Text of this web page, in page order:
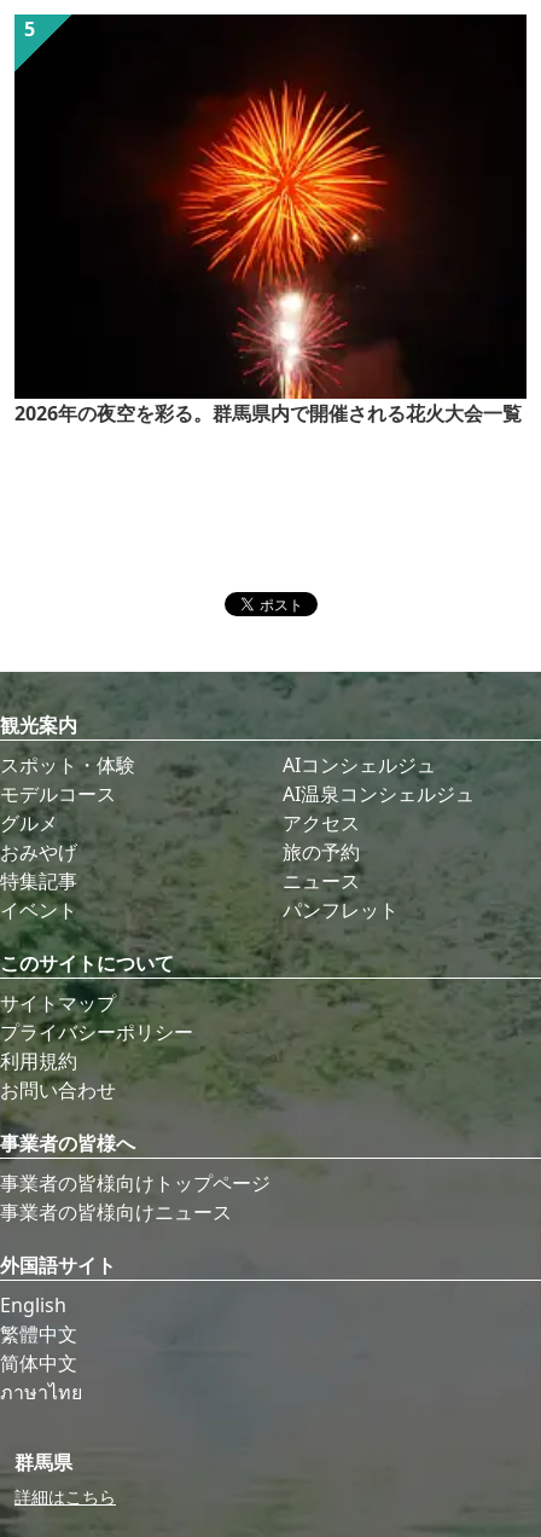
（ぐん記者）】
2026年の夜空を彩る。群馬県内で開催される花火大会一覧
観光案内
スポット・体験
モデルコース
グルメ
おみやげ
特集記事
イベント
AIコンシェルジュ
AI温泉コンシェルジュ
アクセス
旅の予約
ニュース
パンフレット
このサイトについて
サイトマップ
プライバシーポリシー
利用規約
お問い合わせ
事業者の皆様へ
事業者の皆様向けトップページ
事業者の皆様向けニュース
外国語サイト
English
繁體中文
简体中文
ภาษาไทย
群馬県
詳細はこちら